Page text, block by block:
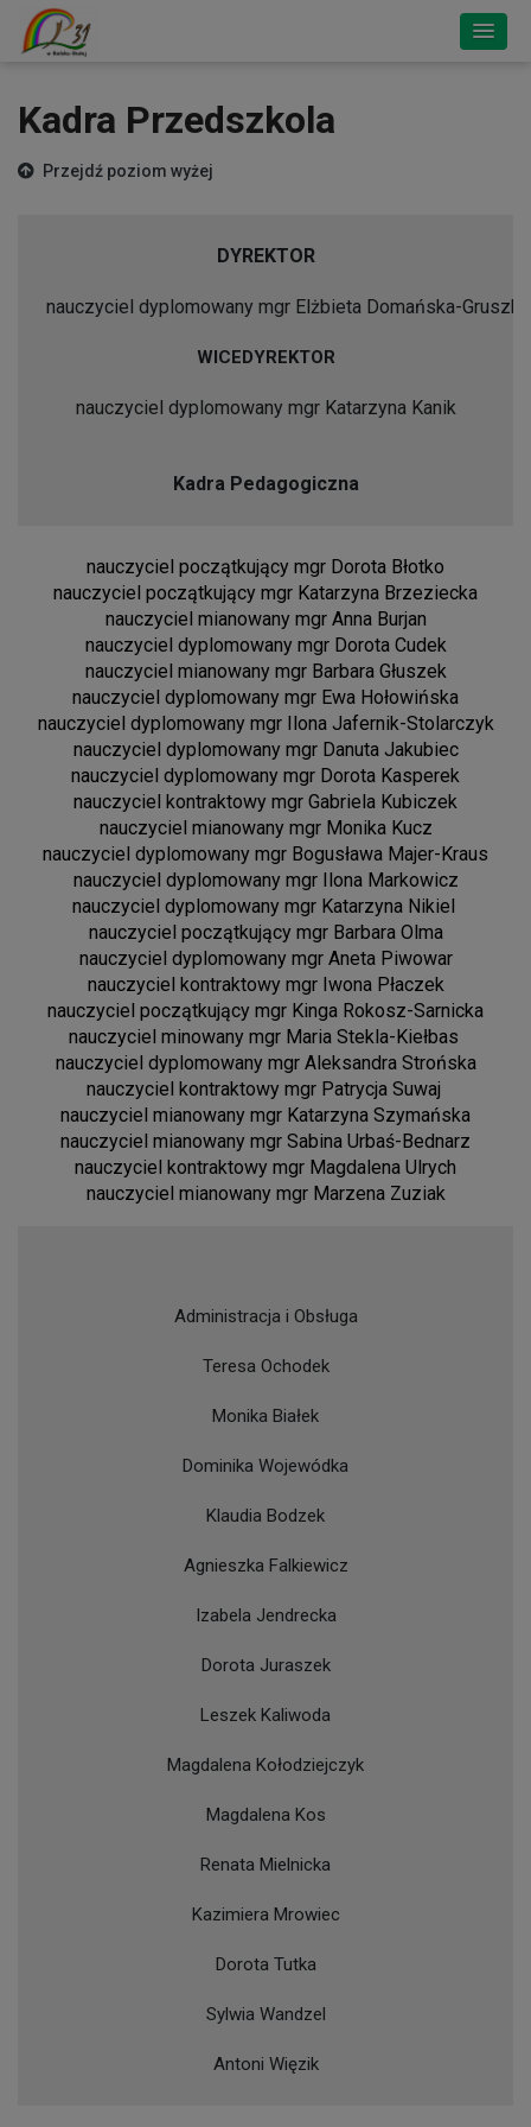
Kadra Przedszkola
Przejdź poziom wyżej
DYREKTOR
nauczyciel dyplomowany mgr Elżbieta Domańska-Gruszka
WICEDYREKTOR
nauczyciel dyplomowany mgr Katarzyna Kanik
Kadra Pedagogiczna
nauczyciel początkujący mgr Dorota Błotko
nauczyciel początkujący mgr Katarzyna Brzeziecka
nauczyciel mianowany mgr Anna Burjan
nauczyciel dyplomowany mgr Dorota Cudek
nauczyciel mianowany mgr Barbara Głuszek
nauczyciel dyplomowany mgr Ewa Hołowińska
nauczyciel dyplomowany mgr Ilona Jafernik-Stolarczyk
nauczyciel dyplomowany mgr Danuta Jakubiec
nauczyciel dyplomowany mgr Dorota Kasperek
nauczyciel kontraktowy mgr Gabriela Kubiczek
nauczyciel mianowany mgr Monika Kucz
nauczyciel dyplomowany mgr Bogusława Majer-Kraus
nauczyciel dyplomowany mgr Ilona Markowicz
nauczyciel dyplomowany mgr Katarzyna Nikiel
nauczyciel początkujący mgr Barbara Olma
nauczyciel dyplomowany mgr Aneta Piwowar
nauczyciel kontraktowy mgr Iwona Płaczek
nauczyciel początkujący mgr Kinga Rokosz-Sarnicka
nauczyciel minowany mgr Maria Stekla-Kiełbas
nauczyciel dyplomowany mgr Aleksandra Strońska
nauczyciel kontraktowy mgr Patrycja Suwaj
nauczyciel mianowany mgr Katarzyna Szymańska
nauczyciel mianowany mgr Sabina Urbaś-Bednarz
nauczyciel kontraktowy mgr Magdalena Ulrych
nauczyciel mianowany mgr Marzena Zuziak
Administracja i Obsługa
Teresa Ochodek
Monika Białek
Dominika Wojewódka
Klaudia Bodzek
Agnieszka Falkiewicz
Izabela Jendrecka
Dorota Juraszek
Leszek Kaliwoda
Magdalena Kołodziejczyk
Magdalena Kos
Renata Mielnicka
Kazimiera Mrowiec
Dorota Tutka
Sylwia Wandzel
Antoni Więzik